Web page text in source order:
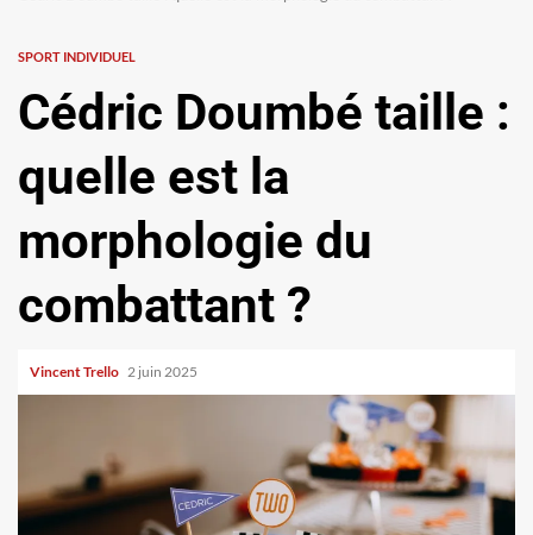
SPORT INDIVIDUEL
Cédric Doumbé taille :
quelle est la
morphologie du
combattant ?
Vincent Trello 2 juin 2025